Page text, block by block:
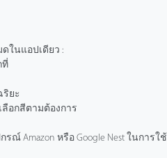
ในแอปเดียว :
ที่
ริยะ
อกสีตามต้องการ
Amazon หรือ Google Nest ในการใช้